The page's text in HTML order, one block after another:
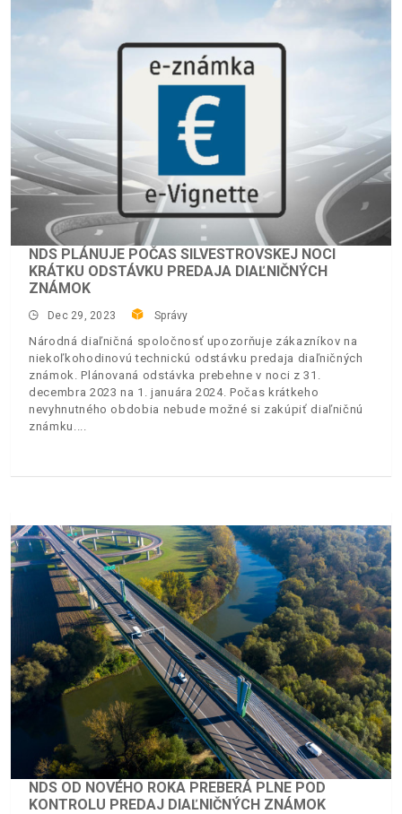
NDS PLÁNUJE POČAS SILVESTROVSKEJ NOCI
KRÁTKU ODSTÁVKU PREDAJA DIAĽNIČNÝCH
ZNÁMOK
Dec 29, 2023 Správy
Národná diaľničná spoločnosť upozorňuje zákazníkov na
niekoľkohodinovú technickú odstávku predaja diaľničných
známok. Plánovaná odstávka prebehne v noci z 31.
decembra 2023 na 1. januára 2024. Počas krátkeho
nevyhnutného obdobia nebude možné si zakúpiť diaľničnú
známku.
NDS OD NOVÉHO ROKA PREBERÁ PLNE POD
KONTROLU PREDAJ DIAĽNIČNÝCH ZNÁMOK